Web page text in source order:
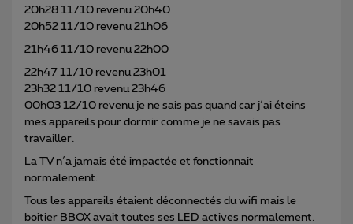
20h28 11/10 revenu 20h40
20h52 11/10 revenu 21h06
21h46 11/10 revenu 22h00
22h47 11/10 revenu 23h01
23h32 11/10 revenu 23h46
00h03 12/10 revenu je ne sais pas quand car j´ai éteins
mes appareils pour dormir comme je ne savais pas
travailler.
La TV n´a jamais été impactée et fonctionnait
normalement.
Tous les appareils étaient déconnectés du wifi mais le
boitier BBOX avait toutes ses LED actives normalement.